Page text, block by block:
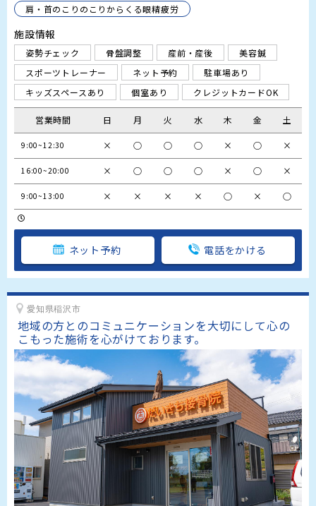
肩・首のこりのこりからくる眼精疲労
施設情報
姿勢チェック 骨盤調整 産前・産後
美容鍼
スポーツトレーナー
ネット予約
駐車場あり
キッズスペースあり
個室あり クレジットカードOK
営業時間 日 月 火 水 木 金 土
9:00~12:30 × ○ ○ ○ × ○ ×
16:00~20:00 × ○ ○ ○ × ○ ×
9:00~13:00 × × × × ○ × ○
ネット予約 電話をかける
愛知県稲沢市
地域の方とのコミュニケーションを大切にして心の
こもった施術を心がけております。